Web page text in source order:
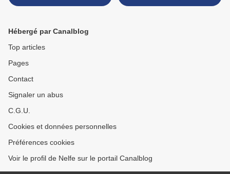
Hébergé par Canalblog
Top articles
Pages
Contact
Signaler un abus
C.G.U.
Cookies et données personnelles
Préférences cookies
Voir le profil de Nelfe sur le portail Canalblog